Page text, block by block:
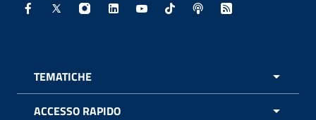
Facebook - Sito esterno - Apertura in nuova finestra
X - Sito esterno - Apertura in nuova finestra
Instagram - Sito esterno - Apertura in
Linkedin - Sito esterno - Apertura in
Youtube - Sito esterno -
TikTok - Sito esterno -
Spreaker - Sito
Feed RSS -
TEMATICHE
ACCESSO RAPIDO